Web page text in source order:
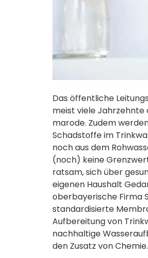
Das öffentliche
meist viele
marode. Zudem
Schadstoffe im
noch aus dem
(noch) keine
ratsam, sich über
eigenen Haushalt
oberbayerische Firma
standardisierte
Aufbereitung von
nachhaltige
den Zusatz von Chemie.